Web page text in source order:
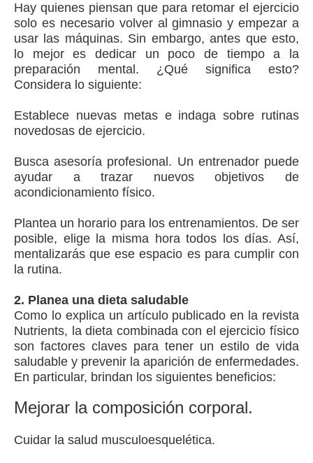
Hay quienes piensan que para retomar el ejercicio
solo es necesario volver al gimnasio y empezar a
usar las máquinas. Sin embargo, antes que esto,
lo mejor es dedicar un poco de tiempo a la
preparación mental. ¿Qué significa esto?
Considera lo siguiente:
Establece nuevas metas e indaga sobre rutinas
novedosas de ejercicio.
Busca asesoría profesional. Un entrenador puede
ayudar a trazar nuevos objetivos de
acondicionamiento físico.
Plantea un horario para los entrenamientos. De ser
posible, elige la misma hora todos los días. Así,
mentalizarás que ese espacio es para cumplir con
la rutina.
2. Planea una dieta saludable
Como lo explica un artículo publicado en la revista
Nutrients, la dieta combinada con el ejercicio físico
son factores claves para tener un estilo de vida
saludable y prevenir la aparición de enfermedades.
En particular, brindan los siguientes beneficios:
Mejorar la composición corporal.
Cuidar la salud musculoesquelética.